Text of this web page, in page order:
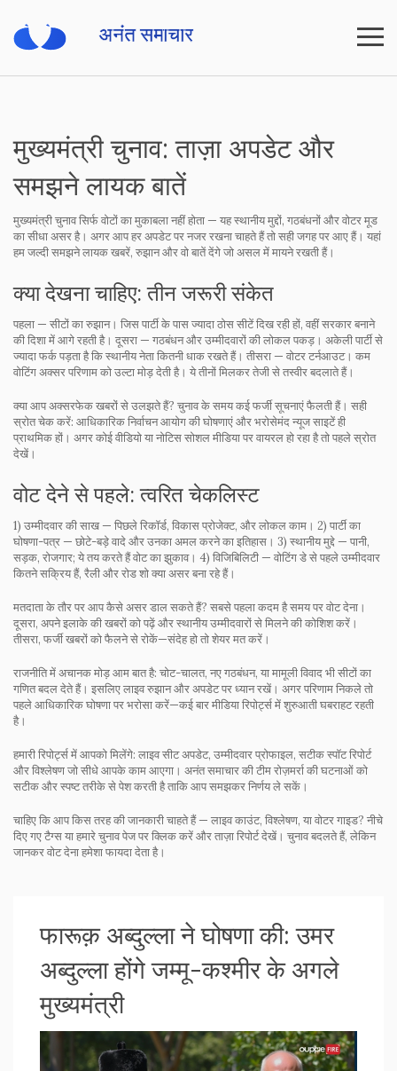
मुख्यमंत्री चुनाव: ताज़ा अपडेट और
समझने लायक बातें
मुख्यमंत्री चुनाव सिर्फ वोटों का मुकाबला नहीं होता — यह स्थानीय मुद्दों, गठबंधनों और वोटर मूड
का सीधा असर है। अगर आप हर अपडेट पर नजर रखना चाहते हैं तो सही जगह पर आए हैं। यहां
हम जल्दी समझने लायक खबरें, रुझान और वो बातें देंगे जो असल में मायने रखती हैं।
क्या देखना चाहिए: तीन जरूरी संकेत
पहला — सीटों का रुझान। जिस पार्टी के पास ज्यादा ठोस सीटें दिख रही हों, वहीं सरकार बनाने
की दिशा में आगे रहती है। दूसरा — गठबंधन और उम्मीदवारों की लोकल पकड़। अकेली पार्टी से
ज्यादा फर्क पड़ता है कि स्थानीय नेता कितनी धाक रखते हैं। तीसरा — वोटर टर्नआउट। कम
वोटिंग अक्सर परिणाम को उल्टा मोड़ देती है। ये तीनों मिलकर तेजी से तस्वीर बदलाते हैं।
क्या आप अक्सरफेक खबरों से उलझते हैं? चुनाव के समय कई फर्जी सूचनाएं फैलती हैं। सही
स्रोत चेक करें: आधिकारिक निर्वाचन आयोग की घोषणाएं और भरोसेमंद न्यूज साइटें ही
प्राथमिक हों। अगर कोई वीडियो या नोटिस सोशल मीडिया पर वायरल हो रहा है तो पहले स्रोत
देखें।
वोट देने से पहले: त्वरित चेकलिस्ट
1) उम्मीदवार की साख — पिछले रिकॉर्ड, विकास प्रोजेक्ट, और लोकल काम। 2) पार्टी का
घोषणा-पत्र — छोटे-बड़े वादे और उनका अमल करने का इतिहास। 3) स्थानीय मुद्दे — पानी,
सड़क, रोजगार; ये तय करते हैं वोट का झुकाव। 4) विजिबिलिटी — वोटिंग डे से पहले उम्मीदवार
कितने सक्रिय हैं, रैली और रोड शो क्या असर बना रहे हैं।
मतदाता के तौर पर आप कैसे असर डाल सकते हैं? सबसे पहला कदम है समय पर वोट देना।
दूसरा, अपने इलाके की खबरों को पढ़ें और स्थानीय उम्मीदवारों से मिलने की कोशिश करें।
तीसरा, फर्जी खबरों को फैलने से रोकें—संदेह हो तो शेयर मत करें।
राजनीति में अचानक मोड़ आम बात है: चोट-चालत, नए गठबंधन, या मामूली विवाद भी सीटों का
गणित बदल देते हैं। इसलिए लाइव रुझान और अपडेट पर ध्यान रखें। अगर परिणाम निकले तो
पहले आधिकारिक घोषणा पर भरोसा करें—कई बार मीडिया रिपोर्ट्स में शुरुआती घबराहट रहती
है।
हमारी रिपोर्ट्स में आपको मिलेंगे: लाइव सीट अपडेट, उम्मीदवार प्रोफाइल, सटीक स्पॉट रिपोर्ट
और विश्लेषण जो सीधे आपके काम आएगा। अनंत समाचार की टीम रोज़मर्रा की घटनाओं को
सटीक और स्पष्ट तरीके से पेश करती है ताकि आप समझकर निर्णय ले सकें।
चाहिए कि आप किस तरह की जानकारी चाहते हैं — लाइव काउंट, विश्लेषण, या वोटर गाइड? नीचे
दिए गए टैग्स या हमारे चुनाव पेज पर क्लिक करें और ताज़ा रिपोर्ट देखें। चुनाव बदलते हैं, लेकिन
जानकर वोट देना हमेशा फायदा देता है।
फारूक़ अब्दुल्ला ने घोषणा की: उमर
अब्दुल्ला होंगे जम्मू-कश्मीर के अगले
मुख्यमंत्री